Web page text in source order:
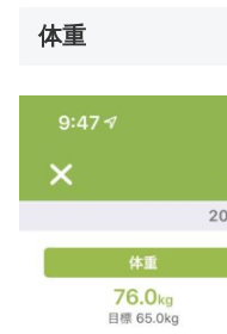
体重